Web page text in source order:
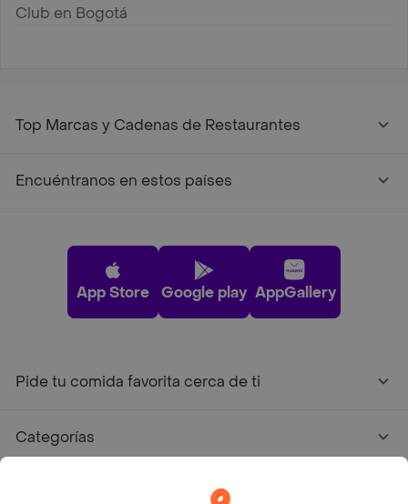
Club en Bogotá
Top Marcas y Cadenas de Restaurantes
Encuéntranos en estos países
App Store Google play AppGallery
Pide tu comida favorita cerca de ti
Categorías